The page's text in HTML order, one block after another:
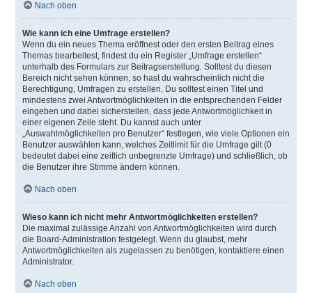
Nach oben
Wie kann ich eine Umfrage erstellen?
Wenn du ein neues Thema eröffnest oder den ersten Beitrag eines
Themas bearbeitest, findest du ein Register „Umfrage erstellen“
unterhalb des Formulars zur Beitragserstellung. Solltest du diesen
Bereich nicht sehen können, so hast du wahrscheinlich nicht die
Berechtigung, Umfragen zu erstellen. Du solltest einen Titel und
mindestens zwei Antwortmöglichkeiten in die entsprechenden Felder
eingeben und dabei sicherstellen, dass jede Antwortmöglichkeit in
einer eigenen Zeile steht. Du kannst auch unter
„Auswahlmöglichkeiten pro Benutzer“ festlegen, wie viele Optionen ein
Benutzer auswählen kann, welches Zeitlimit für die Umfrage gilt (0
bedeutet dabei eine zeitlich unbegrenzte Umfrage) und schließlich, ob
die Benutzer ihre Stimme ändern können.
Nach oben
Wieso kann ich nicht mehr Antwortmöglichkeiten erstellen?
Die maximal zulässige Anzahl von Antwortmöglichkeiten wird durch
die Board-Administration festgelegt. Wenn du glaubst, mehr
Antwortmöglichkeiten als zugelassen zu benötigen, kontaktiere einen
Administrator.
Nach oben